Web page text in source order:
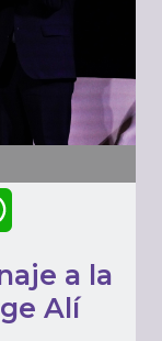
a la
Alí